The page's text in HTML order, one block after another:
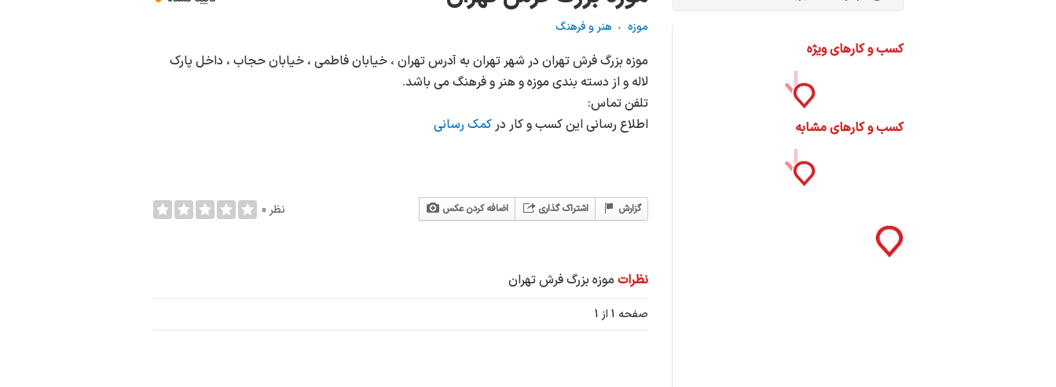
موزه
هنر و فرهنگ
موزه بزرگ فرش تهران در شهر تهران به آدرس تهران ، خیابان فاطمی ، خیابان حجاب ، داخل پارک
لاله و از دسته بندی موزه و هنر و فرهنگ می باشد.
تلفن تماس:
اطلاع رسانی این کسب و کار درکمک رسانی
اضافه کردن عکس اشتراک گذاری گزارش 0 نظر
نظرات موزه بزرگ فرش تهران
صفحه 1 از 1
کسب و کارهای ویژه
کسب و کارهای مشابه